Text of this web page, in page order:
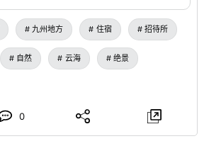
九州地方 住宿 招待所
自然 云海 绝景
0